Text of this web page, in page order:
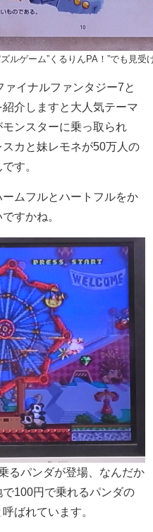
ルゲーム”くるりんPA！”でも見受
イナルファンタジー7と
介しますと大人気テーマ
ンスターに乗っ取られ
カと妹レモネが50万人の
す。
ムフルとハートフルをか
すかね。
るパンダが登場、なんだか
100円で乗れるパンダの
ばれています。